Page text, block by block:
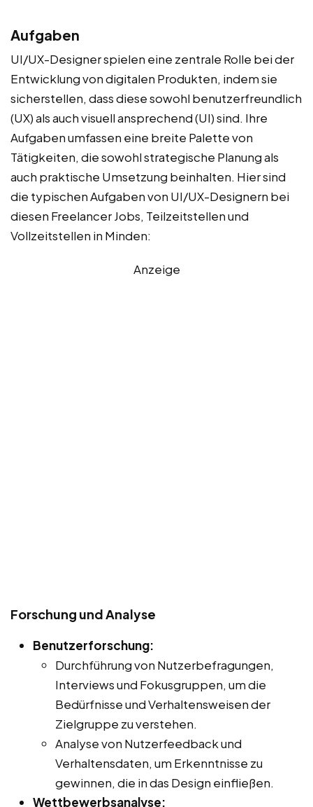
Aufgaben
UI/UX-Designer spielen eine zentrale Rolle bei der
Entwicklung von digitalen Produkten, indem sie
sicherstellen, dass diese sowohl benutzerfreundlich
(UX) als auch visuell ansprechend (UI) sind. Ihre
Aufgaben umfassen eine breite Palette von
Tätigkeiten, die sowohl strategische Planung als
auch praktische Umsetzung beinhalten. Hier sind
die typischen Aufgaben von UI/UX-Designern bei
diesen Freelancer Jobs, Teilzeitstellen und
Vollzeitstellen in Minden:
Anzeige
Forschung und Analyse
Benutzerforschung:
Durchführung von Nutzerbefragungen,
Interviews und Fokusgruppen, um die
Bedürfnisse und Verhaltensweisen der
Zielgruppe zu verstehen.
Analyse von Nutzerfeedback und
Verhaltensdaten, um Erkenntnisse zu
gewinnen, die in das Design einfließen.
Wettbewerbsanalyse: